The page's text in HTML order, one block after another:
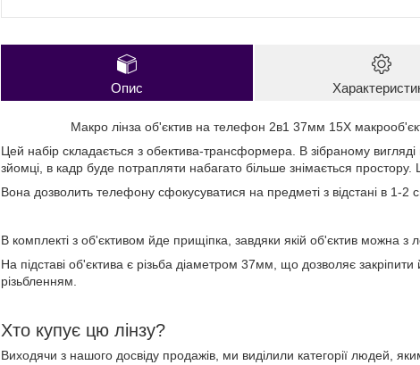
Опис
Макро лінза об'єктив на телефон 2в1 37мм 15X
Цей набір складається з обектива-трансформера. В зібраному
зйомці, в кадр буде потрапляти набагато більше знімається
Вона дозволить телефону сфокусуватися на предметі з відстані в 1-
В комплекті з об'єктивом йде прищіпка, завдяки якій об'єктив можна з
На підставі об'єктива є різьба діаметром 37мм, що дозволяє
різьбленням.
Хто купує цю лінзу?
Виходячи з нашого досвіду продажів, ми виділили категорії людей,